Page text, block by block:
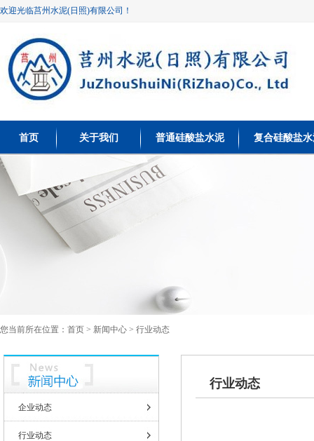
欢迎光临莒州水泥(日照)有限公司！
首页 关于我们 普通硅酸盐水泥 复合硅酸盐
您当前所在位置： 首页 > 新闻中心 > 行业动态
企业动态
行业动态
行业动态